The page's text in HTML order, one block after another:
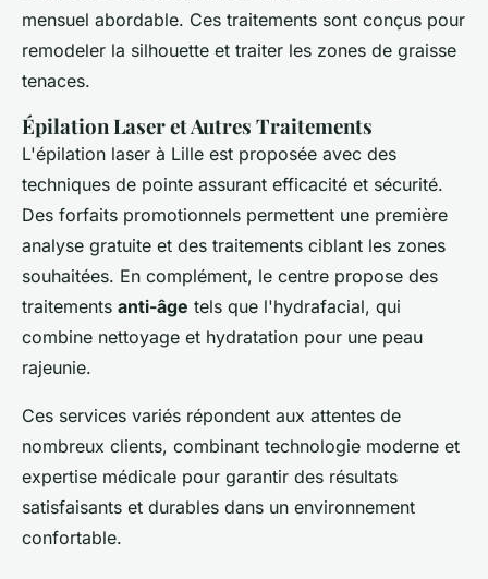
mensuel abordable. Ces traitements sont conçus pour
remodeler la silhouette et traiter les zones de graisse
tenaces.
Épilation Laser et Autres Traitements
L'épilation laser à Lille est proposée avec des
techniques de pointe assurant efficacité et sécurité.
Des forfaits promotionnels permettent une première
analyse gratuite et des traitements ciblant les zones
souhaitées. En complément, le centre propose des
traitements anti-âge tels que l'hydrafacial, qui
combine nettoyage et hydratation pour une peau
rajeunie.
Ces services variés répondent aux attentes de
nombreux clients, combinant technologie moderne et
expertise médicale pour garantir des résultats
satisfaisants et durables dans un environnement
confortable.